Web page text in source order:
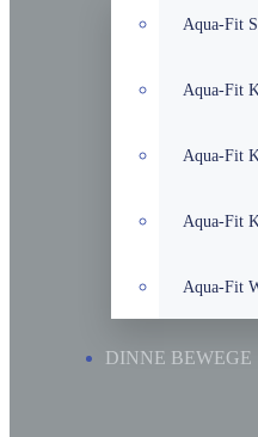
Aqua-Fit
Aqua-Fit
Aqua-Fit
Aqua-Fit
Aqua-Fit
DINNE BEWEGE